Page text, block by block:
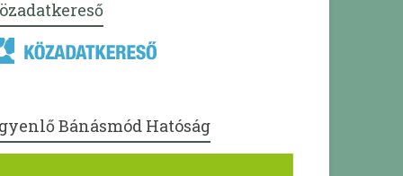
Bánásmód Hatóság